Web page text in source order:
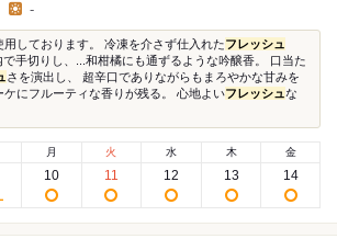
-
用しております。 冷凍を介さず仕入れたフレッシュ
で手切りし、...和柑橘にも通ずるような吟醸香。 口当た
さを演出し、 超辛口でありながらもまろやかな甘みを
にフルーティな香りが残る。 心地よいフレッシュ な
月
10
火
11
水
12
木
13
金
14